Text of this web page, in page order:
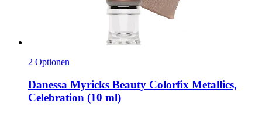
2 Optionen
Danessa Myricks Beauty Colorfix Metallics,
Celebration (10 ml)